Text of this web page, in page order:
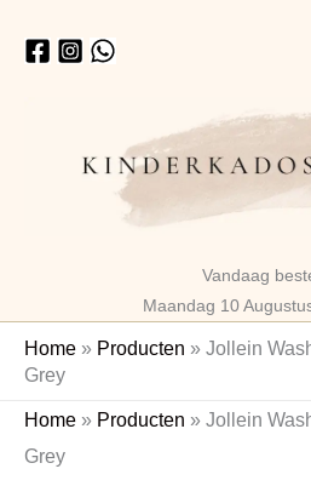
naar
Vandaag
Maandag 10
Home » Producten » Jollein
Grey
Home » Producten » Jollein
Grey
Oorspronkelijke
Huidige
Jollein
Badstof